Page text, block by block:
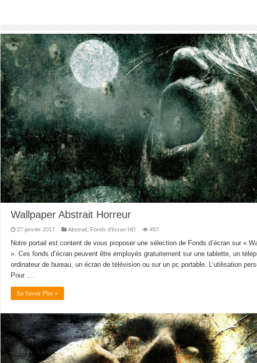
Wallpaper Abstrait Horreur
27 janvier 2017 Abstrait, Fonds d'écran HD 457
Notre portail est content de vous proposer une sélection de Fonds d’écran sur «
». Ces fonds d’écran peuvent être employés gratuitement sur une tablette, un
ordinateur de bureau, un écran de télévision ou sur un pc portable. L’utilisation
Pour …
En Savoir Plus »